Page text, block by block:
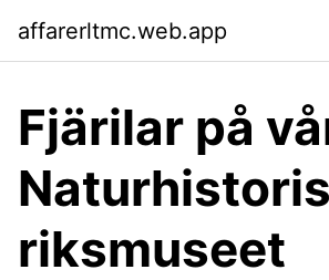
affarerltmc.web.app
Fjärilar på
riksmuseet